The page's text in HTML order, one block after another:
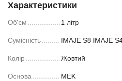
Характеристики
Об'єм 1 літр
Сумісність IMAJE S8 IMAJE
Колір Жовтий
Основа MEK